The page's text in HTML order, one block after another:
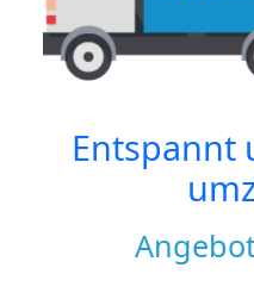
Entspannt